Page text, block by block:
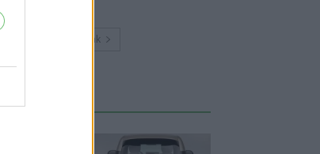
Továbbiak